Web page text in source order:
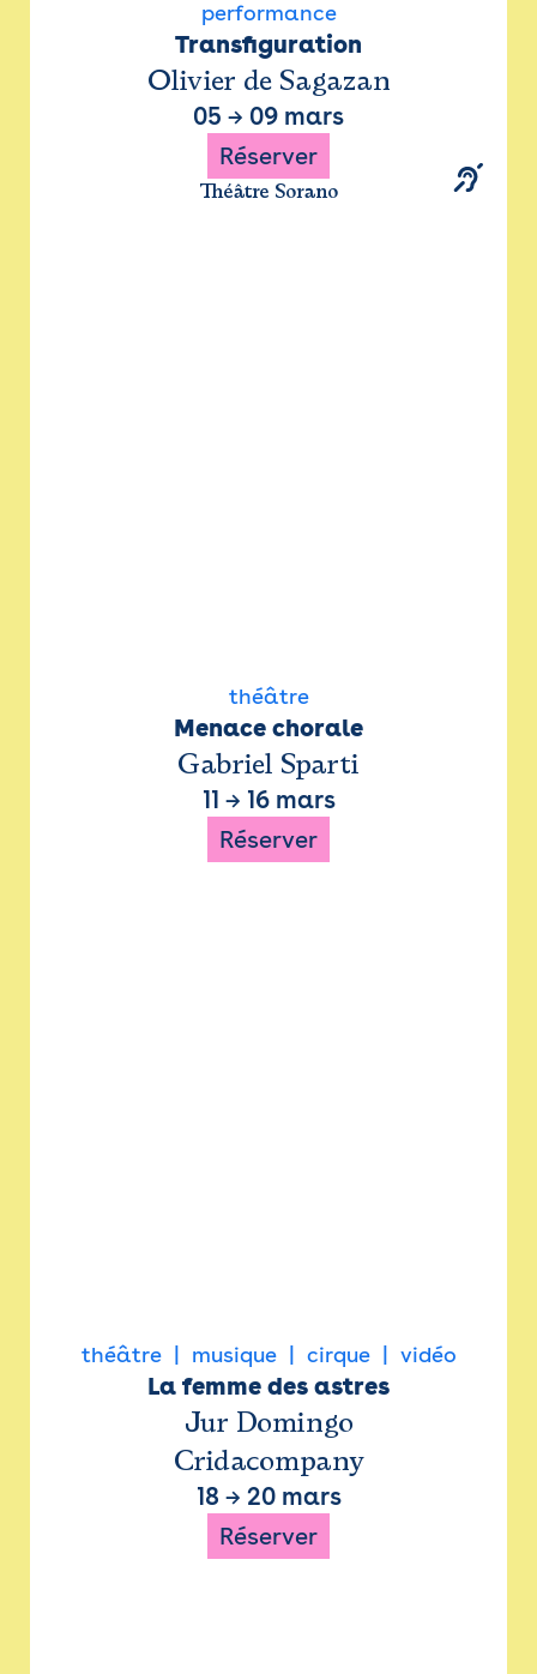
performance
Transfiguration
Olivier de Sagazan
05 → 09 mars
Réserver
Théâtre Sorano
théâtre
Menace chorale
Gabriel Sparti
11 → 16 mars
Réserver
théâtre musique cirque vidéo
La femme des astres
Jur Domingo
Cridacompany
18 → 20 mars
Réserver